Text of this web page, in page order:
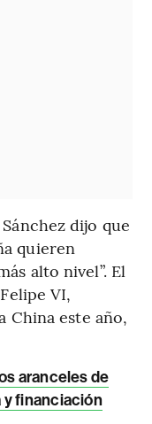
dijo que
quieren
alto nivel”. El
VI,
China este año,
aranceles de
y financiación